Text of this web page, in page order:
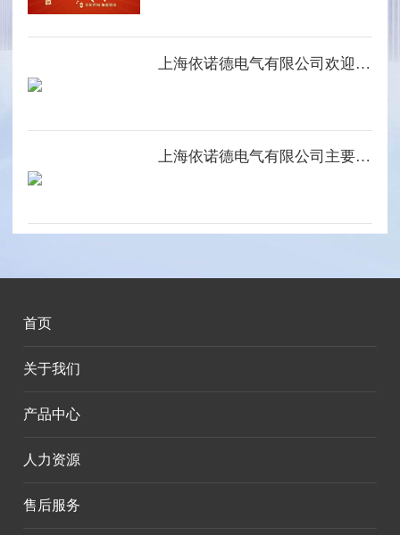
上海依诺德电气有限公司欢迎您的光临
上海依诺德电气有限公司主要产品系列
首页
关于我们
产品中心
人力资源
售后服务